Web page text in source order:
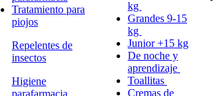
Tratamiento para
piojos
Repelentes de
insectos
Higiene
parafarmacia
kg
Grandes 9-15
kg
Junior +15 kg
De noche y
aprendizaje
Toallitas
Cremas de